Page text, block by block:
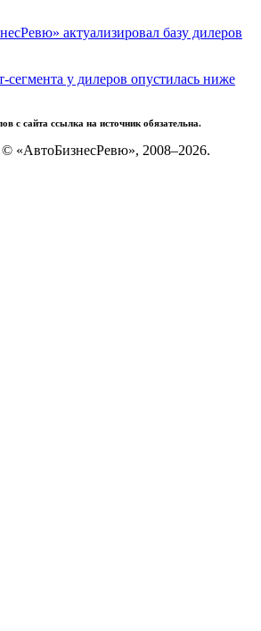
актуализировал базу дилеров
сегмента у дилеров опустилась ниже
с сайта ссылка на источник обязательна.
«АвтоБизнесРевю», 2008–2026.